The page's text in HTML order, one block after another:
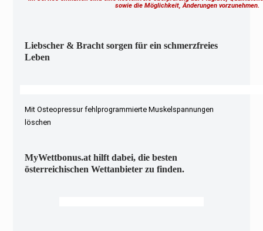
sowie die Möglichkeit, Änderungen vorzunehmen.
Liebscher & Bracht sorgen für ein schmerzfreies
Leben
Mit Osteopressur fehlprogrammierte Muskelspannungen
löschen
MyWettbonus.at hilft dabei, die besten
österreichischen Wettanbieter zu finden.